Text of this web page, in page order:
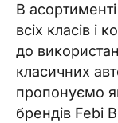
В
всіх класів і
до
класичних
пропонуємо
брендів Febi